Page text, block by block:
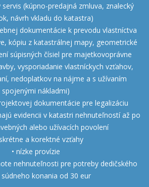
servis (kúpno-predajná zmluva, znalecký
návrh vkladu do katastra)
dokumentácie k prevodu vlastníctva
kópiu z katastrálnej mapy, geometrické
súpisných čísiel pre majetkovoprávne
vysporiadanie vlastníckych vzťahov,
nedoplatkov na nájme a s užívaním
spojenými nákladmi)
dokumentácie pre legalizáciu
evidencii v katastri nehnuteľností až po
alebo užívacích povolení
a korektné vzťahy
• nízke provízie
nehnuteľnosti pre potreby dedičského
konania od 30 eur